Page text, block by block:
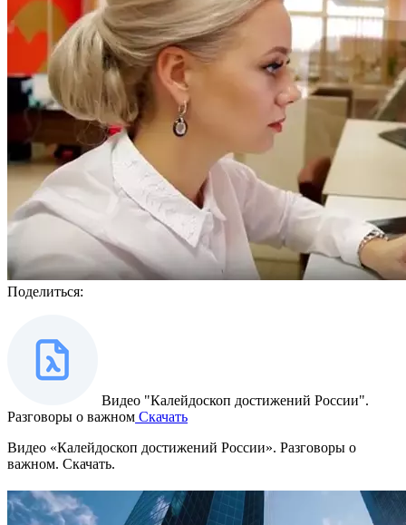
Поделиться:
Видео "Калейдоскоп достижений России".
Разговоры о важном Скачать
Видео «Калейдоскоп достижений России». Разговоры о
важном. Скачать.